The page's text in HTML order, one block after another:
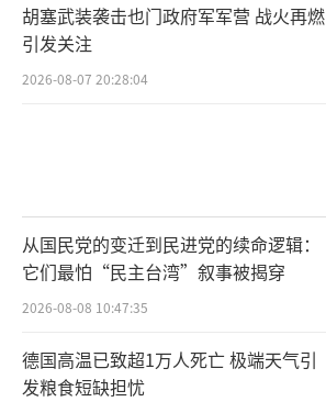
胡塞武装袭击也门政府军军营 战火再燃
引发关注
2026-08-07 20:28:04
从国民党的变迁到民进党的续命逻辑：
它们最怕“民主台湾”叙事被揭穿
2026-08-08 10:47:35
德国高温已致超1万人死亡 极端天气引
发粮食短缺担忧